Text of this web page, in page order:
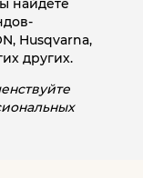
найдёте
Husqvarna,
других.